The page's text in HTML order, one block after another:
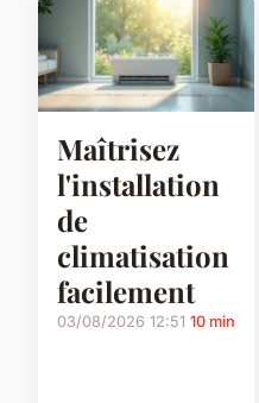
Maîtrisez
l'installation
de
climatisation
facilement
03/08/2026 12:51 10 min